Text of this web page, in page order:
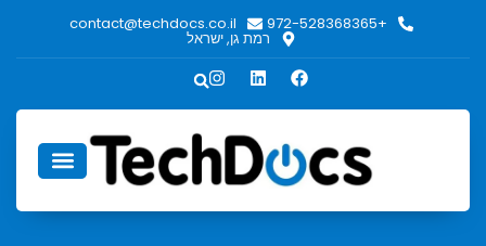
+972-528368365
contact@techdocs.co.il
רמת גן, ישראל